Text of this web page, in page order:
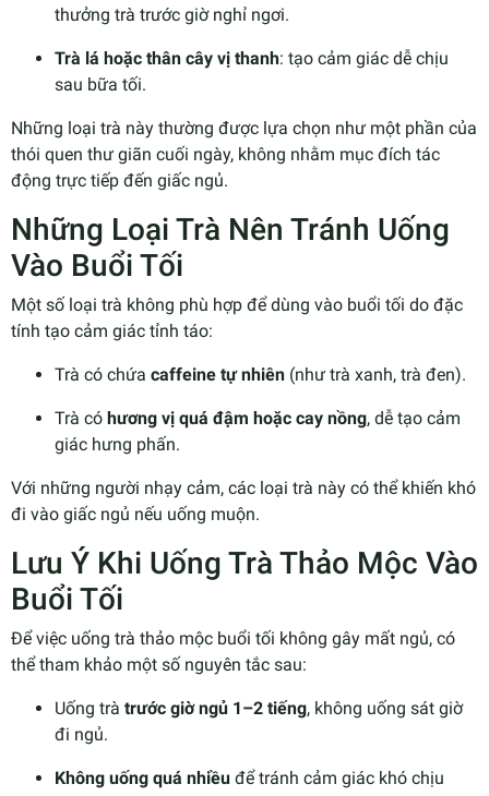
thưởng trà trước giờ nghỉ ngơi.
Trà lá hoặc thân cây vị thanh: tạo cảm giác dễ chịu
sau bữa tối.
Những loại trà này thường được lựa chọn như một phần của
thói quen thư giãn cuối ngày, không nhằm mục đích tác
động trực tiếp đến giấc ngủ.
Những Loại Trà Nên Tránh Uống
Vào Buổi Tối
Một số loại trà không phù hợp để dùng vào buổi tối do đặc
tính tạo cảm giác tỉnh táo:
Trà có chứa caffeine tự nhiên (như trà xanh, trà đen).
Trà có hương vị quá đậm hoặc cay nồng, dễ tạo cảm
giác hưng phấn.
Với những người nhạy cảm, các loại trà này có thể khiến khó
đi vào giấc ngủ nếu uống muộn.
Lưu Ý Khi Uống Trà Thảo Mộc Vào
Buổi Tối
Để việc uống trà thảo mộc buổi tối không gây mất ngủ, có
thể tham khảo một số nguyên tắc sau:
Uống trà trước giờ ngủ 1–2 tiếng, không uống sát giờ
đi ngủ.
Không uống quá nhiều để tránh cảm giác khó chịu